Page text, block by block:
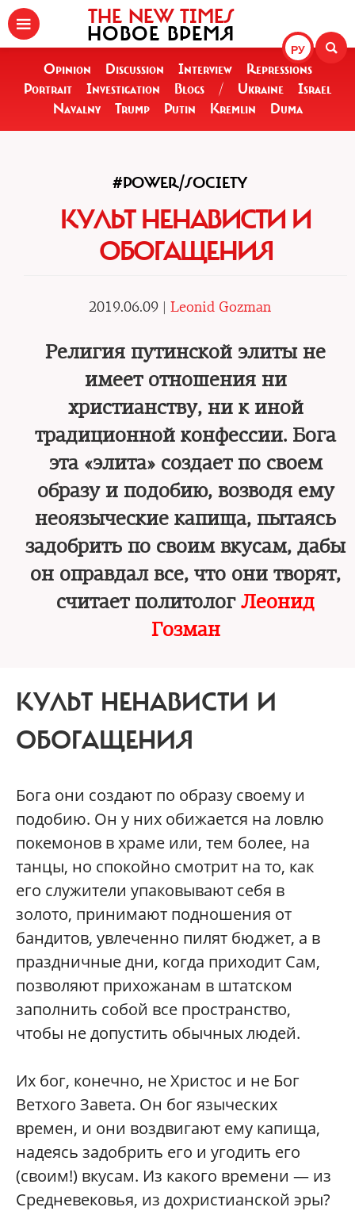
РУ
THE NEW TIMES
НОВОЕ ВРЕМЯ
Opinion Discussion Interview
Repressions
Portrait
Investigation Blogs / Ukraine
Israel
Navalny
Trump Putin Kremlin Duma
#POWER/SOCIETY
КУЛЬТ НЕНАВИСТИ И
ОБОГАЩЕНИЯ
2019.06.09 | Leonid Gozman
Религия путинской элиты не
имеет отношения ни
христианству, ни к иной
традиционной конфессии. Бога
эта «элита» создает по своем
образу и подобию, возводя ему
неоязыческие капища, пытаясь
задобрить по своим вкусам, дабы
он оправдал все, что они творят,
считает политолог Леонид
Гозман
КУЛЬТ НЕНАВИСТИ И
ОБОГАЩЕНИЯ
Бога они создают по образу своему и
подобию. Он у них обижается на ловлю
покемонов в храме или, тем более, на
танцы, но спокойно смотрит на то, как
его служители упаковывают себя в
золото, принимают подношения от
бандитов, увлеченно пилят бюджет, а в
праздничные дни, когда приходит Сам,
позволяют прихожанам в штатском
заполнить собой все пространство,
чтобы не допустить обычных людей.
Их бог, конечно, не Христос и не Бог
Ветхого Завета. Он бог языческих
времен, и они воздвигают ему капища,
надеясь задобрить его и угодить его
(своим!) вкусам. Из какого времени — из
Средневековья, из дохристианской эры?